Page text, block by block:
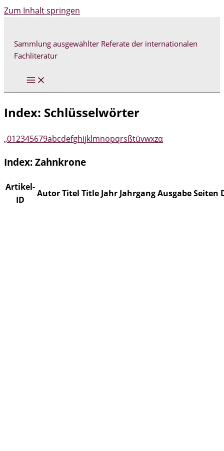
Zum Inhalt springen
Sammlung ausgewählter Referate der internationalen
Fachliteratur
Index: Schlüsselwörter
„012345679abcdefghijklmnopqrsßtüvwxzα
Index: Zahnkrone
Artikel-
ID
AutorTitel Title Jahr JahrgangAusgabeSeiten